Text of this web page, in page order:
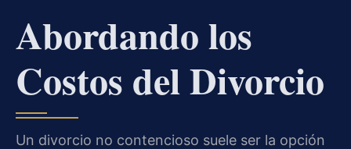
Abordando los
Costos del Divorcio
Un divorcio no contencioso suele ser la opción